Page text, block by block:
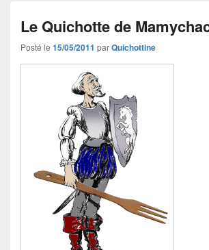
Le Quichotte de
Posté le 15/05/2011 parQuichottine